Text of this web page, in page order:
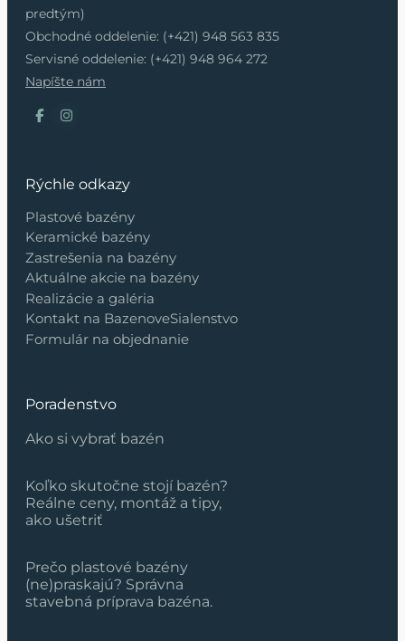
predtým)
Obchodné oddelenie: (+421) 948 563 835
Servisné oddelenie: (+421) 948 964 272
Napíšte nám
Rýchle odkazy
Plastové bazény
Keramické bazény
Zastrešenia na bazény
Aktuálne akcie na bazény
Realizácie a galéria
Kontakt na BazenoveSialenstvo
Formulár na objednanie
Poradenstvo
Ako si vybrať bazén
Koľko skutočne stojí bazén?
Reálne ceny, montáž a tipy,
ako ušetriť
Prečo plastové bazény
(ne)praskajú? Správna
stavebná príprava bazéna.